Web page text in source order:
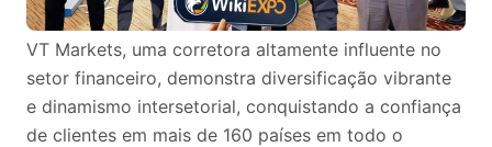
VT Markets, uma corretora altamente influente no
setor financeiro, demonstra diversificação vibrante
e dinamismo intersetorial, conquistando a confiança
de clientes em mais de 160 países em todo o